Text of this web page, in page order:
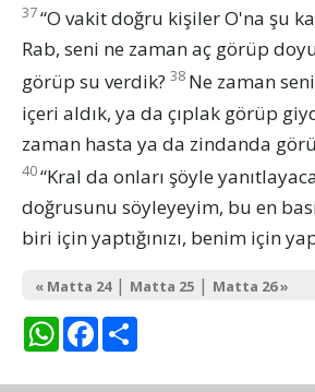
37“O vakit doğru kişiler O'na şu
Rab, seni ne zaman aç görüp
görüp su verdik? 38 Ne zaman
içeri aldık, ya da çıplak görüp
zaman hasta ya da zindanda
40“Kral da onları şöyle
doğrusunu söyleyeyim, bu en
biri için yaptığınızı, benim için
« Matta 24| Matta 25 | Matta 26 »
WhatsAppFacebook